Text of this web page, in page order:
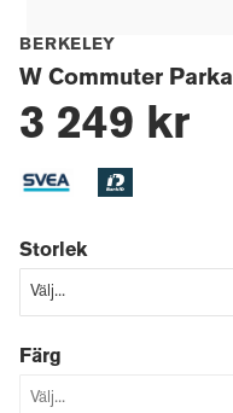
BERKELEY
W Commuter Parka
3 249 kr
Storlek
Färg